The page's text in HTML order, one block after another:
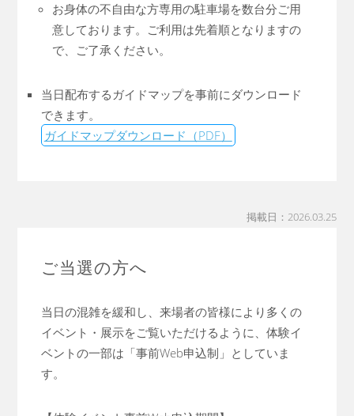
お身体の不自由な方専用の駐車場を数台分ご用
意しております。ご利用は先着順となりますの
で、ご了承ください。
当日配布するガイドマップを事前にダウンロード
できます。
ガイドマップダウンロード（PDF）
掲載日：2026.03.25
ご当選の方へ
当日の混雑を緩和し、来場者の皆様により多くの
イベント・展示をご覧いただけるように、体験イ
ベントの一部は「事前Web申込制」としていま
す。